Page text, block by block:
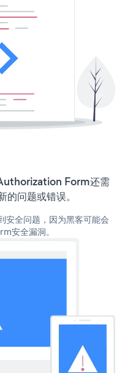
Form还需
问题或错误。
安全问题，因为黑客可能会
安全漏洞。